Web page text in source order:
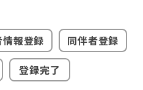
報登録
同伴者登録
登録完了